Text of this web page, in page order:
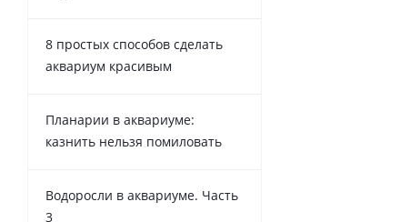
8 простых способов сделать
аквариум красивым
Планарии в аквариуме:
казнить нельзя помиловать
Водоросли в аквариуме. Часть
3